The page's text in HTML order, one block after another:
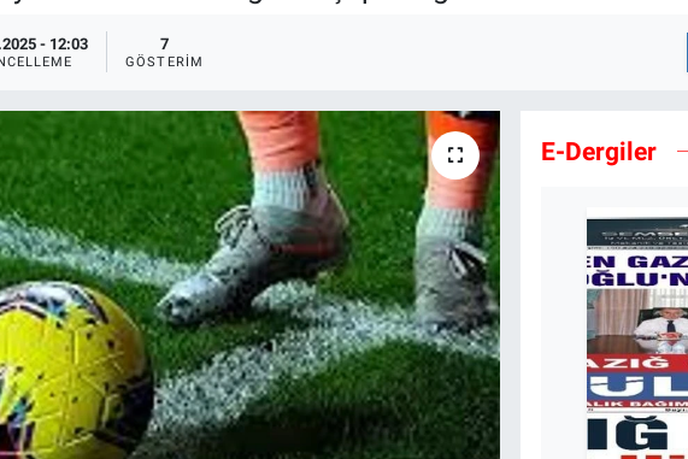
- 12:03 7
GÖSTERIM
E-Dergiler